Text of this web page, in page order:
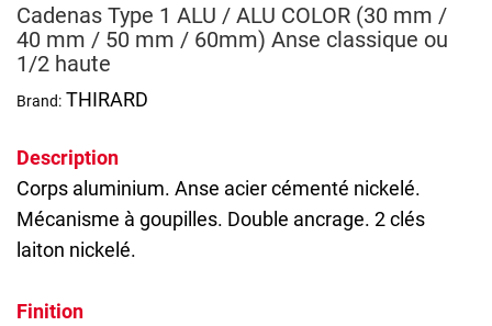
Cadenas Type 1 ALU / ALU COLOR (30 mm /
40 mm / 50 mm / 60mm) Anse classique ou
1/2 haute
Brand: THIRARD
Description
Corps aluminium. Anse acier cémenté nickelé.
Mécanisme à goupilles. Double ancrage. 2 clés
laiton nickelé.
Finition